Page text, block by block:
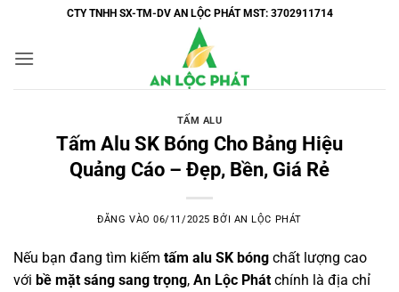
nội
CTY TNHH SX-TM-DV AN LỘC PHÁT MST: 3702911714
TẤM ALU
Tấm Alu SK Bóng Cho Bảng Hiệu
Quảng Cáo – Đẹp, Bền, Giá Rẻ
ĐĂNG VÀO06/11/2025 BỞI AN LỘC PHÁT
Nếu bạn đang tìm kiếm tấm alu SK bóng chất lượng cao
với bề mặt sáng sang trọng, An Lộc Phát chính là địa chỉ